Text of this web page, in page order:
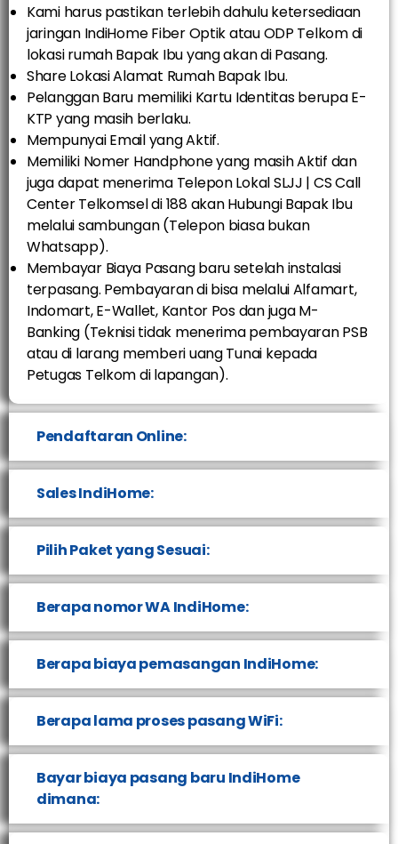
Kami harus pastikan terlebih dahulu ketersediaan
jaringan IndiHome Fiber Optik atau ODP Telkom di
lokasi rumah Bapak Ibu yang akan di Pasang.
Share Lokasi Alamat Rumah Bapak Ibu.
Pelanggan Baru memiliki Kartu Identitas berupa E-
KTP yang masih berlaku.
Mempunyai Email yang Aktif.
Memiliki Nomer Handphone yang masih Aktif dan
juga dapat menerima Telepon Lokal SLJJ | CS Call
Center Telkomsel di 188 akan Hubungi Bapak Ibu
melalui sambungan (Telepon biasa bukan
Whatsapp).
Membayar Biaya Pasang baru setelah instalasi
terpasang. Pembayaran di bisa melalui Alfamart,
Indomart, E-Wallet, Kantor Pos dan juga M-
Banking (Teknisi tidak menerima pembayaran PSB
atau di larang memberi uang Tunai kepada
Petugas Telkom di lapangan).
Pendaftaran Online:
Sales IndiHome:
Pilih Paket yang Sesuai:
Berapa nomor WA IndiHome:
Berapa biaya pemasangan IndiHome:
Berapa lama proses pasang WiFi:
Bayar biaya pasang baru IndiHome
dimana: